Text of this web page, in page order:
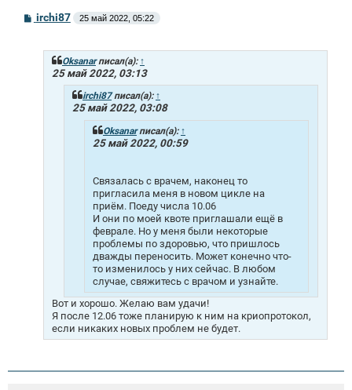
Сirchi87 25 май 2022, 05:22
Oksanarписал(а): ↑
25 май 2022, 03:13
irchi87писал(а): ↑
25 май 2022, 03:08
Oksanarписал(а): ↑
25 май 2022, 00:59
Связалась с врачем, наконец то
пригласила меня в новом цикле на
приём. Поеду числа 10.06
И они по моей квоте приглашали ещё в
феврале. Но у меня были некоторые
проблемы по здоровью, что пришлось
дважды переносить. Может конечно что-
то изменилось у них сейчас. В любом
случае, свяжитесь с врачом и узнайте.
Вот и хорошо. Желаю вам удачи!
Я после 12.06 тоже планирую к ним на криопротокол,
если никаких новых проблем не будет.